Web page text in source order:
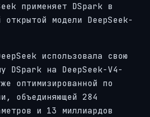
применяет DSpark в
открытой модели DeepSeek-
использовала свою
DSpark на DeepSeek-V4-
оптимизированной по
объединяющей 284
и 13 миллиардов